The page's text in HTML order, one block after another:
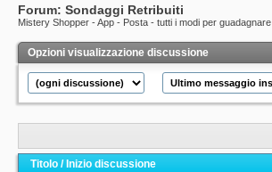
Forum: Sondaggi Retribuiti
Mistery Shopper - App - Posta - tutti i modi per guadagnare
Opzioni visualizzazione discussione
Titolo /Inizio discussione